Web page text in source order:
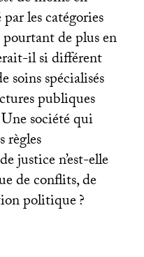
les catégories
de plus en
il si différent
soins spécialisés
publiques
société qui
règles
justice n’est-elle
de conflits, de
politique?